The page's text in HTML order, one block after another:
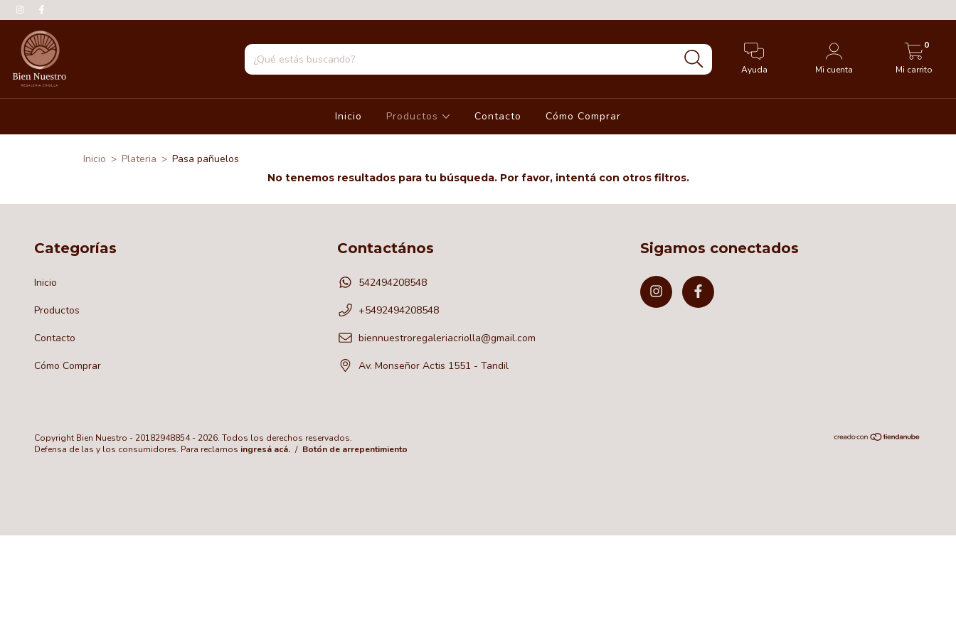
Ayuda Mi cuenta Mi carrito
0
Inicio Productos Contacto Cómo Comprar
Inicio > Plateria > Pasa pañuelos
No tenemos resultados para tu búsqueda. Por favor, intentá con otros filtros.
Categorías
Inicio
Productos
Contacto
Cómo Comprar
Contactános
542494208548
+5492494208548
biennuestroregaleriacriolla@gmail.com
Av. Monseñor Actis 1551 - Tandil
Sigamos conectados
Copyright Bien Nuestro - 20182948854 - 2026. Todos los derechos reservados.
Defensa de las y los consumidores. Para reclamos ingresá acá. / Botón de arrepentimiento